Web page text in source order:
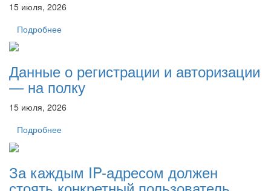
15 июля, 2026
Подробнее
Данные о регистрации и авторизации
— на полку
15 июля, 2026
Подробнее
За каждым IP-адресом должен